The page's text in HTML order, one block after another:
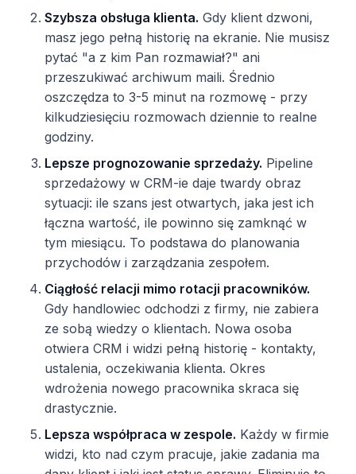
Szybsza obsługa klienta. Gdy klient dzwoni,
masz jego pełną historię na ekranie. Nie musisz
pytać "a z kim Pan rozmawiał?" ani
przeszukiwać archiwum maili. Średnio
oszczędza to 3-5 minut na rozmowę - przy
kilkudziesięciu rozmowach dziennie to realne
godziny.
Lepsze prognozowanie sprzedaży. Pipeline
sprzedażowy w CRM-ie daje twardy obraz
sytuacji: ile szans jest otwartych, jaka jest ich
łączna wartość, ile powinno się zamknąć w
tym miesiącu. To podstawa do planowania
przychodów i zarządzania zespołem.
Ciągłość relacji mimo rotacji pracowników.
Gdy handlowiec odchodzi z firmy, nie zabiera
ze sobą wiedzy o klientach. Nowa osoba
otwiera CRM i widzi pełną historię - kontakty,
ustalenia, oczekiwania klienta. Okres
wdrożenia nowego pracownika skraca się
drastycznie.
Lepsza współpraca w zespole. Każdy w firmie
widzi, kto nad czym pracuje, jakie zadania ma